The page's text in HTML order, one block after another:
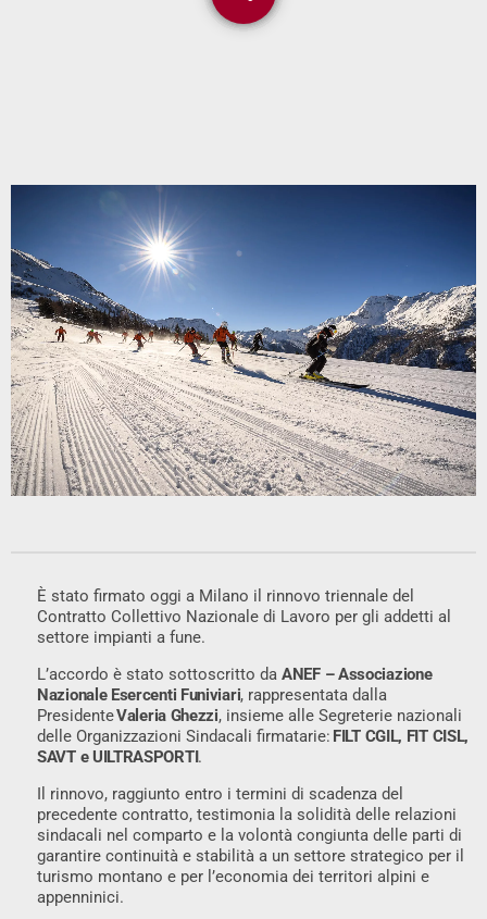
È stato firmato oggi a Milano il rinnovo triennale del
Contratto Collettivo Nazionale di Lavoro per gli addetti al
settore impianti a fune.
L’accordo è stato sottoscritto da ANEF – Associazione
Nazionale Esercenti Funiviari, rappresentata dalla
PresidenteValeria Ghezzi, insieme alle Segreterie nazionali
delle Organizzazioni Sindacali firmatarie: FILT CGIL, FIT CISL,
SAVT e UILTRASPORTI .
Il rinnovo, raggiunto entro i termini di scadenza del
precedente contratto, testimonia la solidità delle relazioni
sindacali nel comparto e la volontà congiunta delle parti di
garantire continuità e stabilità a un settore strategico per il
turismo montano e per l’economia dei territori alpini e
appenninici.